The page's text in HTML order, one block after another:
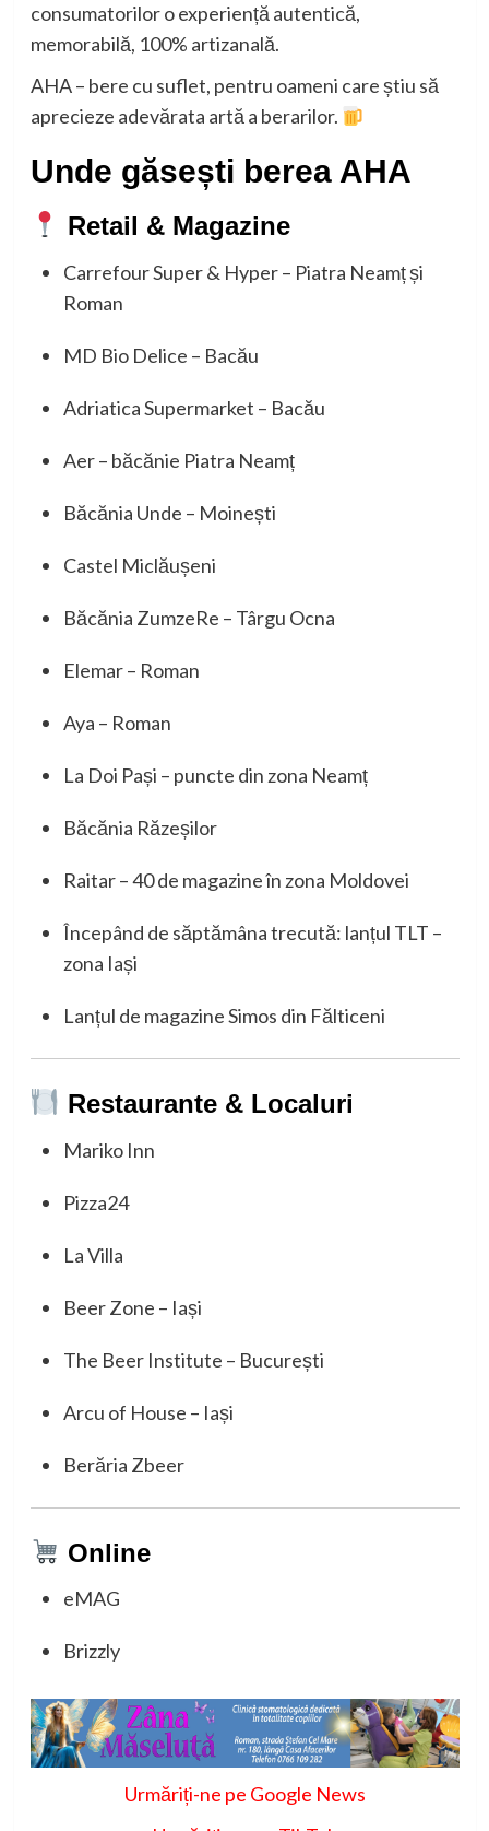
consumatorilor o experiență autentică,
memorabilă, 100% artizanală.
AHA – bere cu suflet, pentru oameni care știu să
aprecieze adevărata artă a berarilor.
Unde găsești berea AHA
Retail & Magazine
Carrefour Super & Hyper – Piatra Neamț și
Roman
MD Bio Delice – Bacău
Adriatica Supermarket – Bacău
Aer – băcănie Piatra Neamț
Băcănia Unde – Moinești
Castel Miclăușeni
Băcănia ZumzeRe – Târgu Ocna
Elemar – Roman
Aya – Roman
La Doi Pași – puncte din zona Neamț
Băcănia Răzeșilor
Raitar – 40 de magazine în zona Moldovei
Începând de săptămâna trecută: lanțul TLT –
zona Iași
Lanțul de magazine Simos din Fălticeni
Restaurante & Localuri
Mariko Inn
Pizza24
La Villa
Beer Zone – Iași
The Beer Institute – București
Arcu of House – Iași
Berăria Zbeer
Online
eMAG
Brizzly
Urmăriți-ne pe Google News